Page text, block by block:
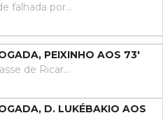
Oportunidade falhada por Yanis Begraoui remate com o pé direito do lado direito da área. Assistência de Rafik Guitane.
PEIXINHO AOS 73'
Excelente passe de Ricard Sánchez a desmarcar Peixinho na área, que remata de primeira, mas para fora.
D. LUKÉBAKIO AOS